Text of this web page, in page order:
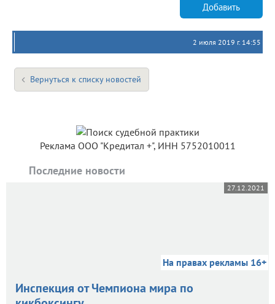
Добавить
2 июля 2019 г. 14:55
Вернуться к списку новостей
Реклама ООО "Кредитал +", ИНН 5752010011
Последние новости
27.12.2021
На правах рекламы 16+
Инспекция от Чемпиона мира по